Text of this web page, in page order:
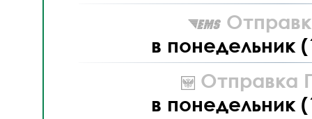
в понедельник
Отправка
в понедельник